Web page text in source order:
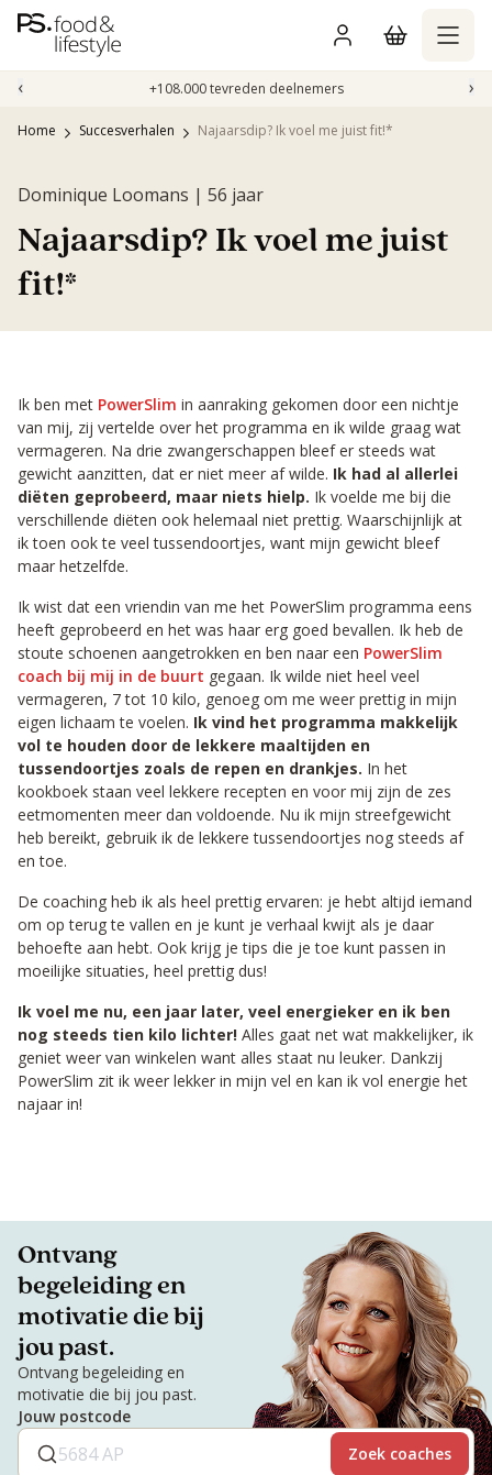
Naar
inhoud
‹ +108.000 tevreden deelnemers ›
Home Succesverhalen Najaarsdip? Ik voel me juist fit!*
Dominique Loomans | 56 jaar
Najaarsdip? Ik voel me juist
fit!*
Ik ben met PowerSlim in aanraking gekomen door een nichtje
van mij, zij vertelde over het programma en ik wilde graag wat
vermageren. Na drie zwangerschappen bleef er steeds wat
gewicht aanzitten, dat er niet meer af wilde. Ik had al allerlei
diëten geprobeerd, maar niets hielp. Ik voelde me bij die
verschillende diëten ook helemaal niet prettig. Waarschijnlijk at
ik toen ook te veel tussendoortjes, want mijn gewicht bleef
maar hetzelfde.
Ik wist dat een vriendin van me het PowerSlim programma eens
heeft geprobeerd en het was haar erg goed bevallen. Ik heb de
stoute schoenen aangetrokken en ben naar een PowerSlim
coach bij mij in de buurt gegaan. Ik wilde niet heel veel
vermageren, 7 tot 10 kilo, genoeg om me weer prettig in mijn
eigen lichaam te voelen. Ik vind het programma makkelijk
vol te houden door de lekkere maaltijden en
tussendoortjes zoals de repen en drankjes. In het
kookboek staan veel lekkere recepten en voor mij zijn de zes
eetmomenten meer dan voldoende. Nu ik mijn streefgewicht
heb bereikt, gebruik ik de lekkere tussendoortjes nog steeds af
en toe.
De coaching heb ik als heel prettig ervaren: je hebt altijd iemand
om op terug te vallen en je kunt je verhaal kwijt als je daar
behoefte aan hebt. Ook krijg je tips die je toe kunt passen in
moeilijke situaties, heel prettig dus!
Ik voel me nu, een jaar later, veel energieker en ik ben
nog steeds tien kilo lichter! Alles gaat net wat makkelijker, ik
geniet weer van winkelen want alles staat nu leuker. Dankzij
PowerSlim zit ik weer lekker in mijn vel en kan ik vol energie het
najaar in!
Ontvang
begeleiding en
motivatie die bij
jou past.
Ontvang begeleiding en
motivatie die bij jou past.
Jouw postcode
Zoek coaches